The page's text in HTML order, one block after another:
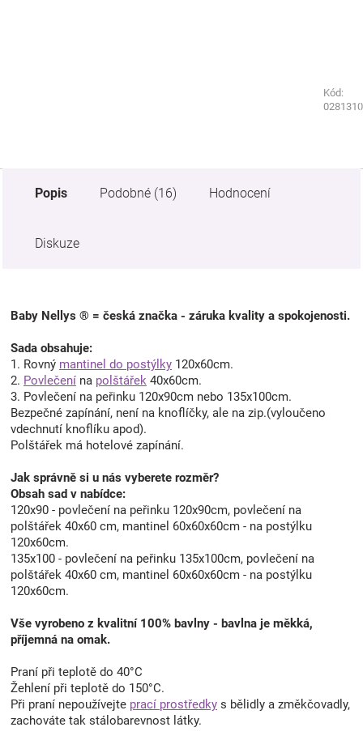
Kód:
Kód:
Popis Podobné (16) Hodnocení
Diskuze
Baby Nellys ® = česká značka - záruka kvality a spokojenosti.
Sada obsahuje:
1. Rovný mantinel do postýlky 120x60cm.
2. Povlečení na polštářek 40x60cm.
3. Povlečení na peřinku 120x90cm nebo 135x100cm.
Bezpečné zapínání, není na knoflíčky, ale na zip.(vyloučeno
vdechnutí knoflíku apod).
Polštářek má hotelové zapínání.
Jak správně si u nás vyberete rozměr?
Obsah sad v nabídce:
120x90 - povlečení na peřinku 120x90cm, povlečení na
polštářek 40x60 cm, mantinel 60x60x60cm - na postýlku
120x60cm.
135x100 - povlečení na peřinku 135x100cm, povlečení na
polštářek 40x60 cm, mantinel 60x60x60cm - na postýlku
120x60cm.
Vše vyrobeno z kvalitní 100% bavlny - bavlna je měkká,
příjemná na omak.
Praní při teplotě do 40°C
Žehlení při teplotě do 150°C.
Při praní nepoužívejte prací prostředky s bělidly a změkčovadly,
zachováte tak stálobarevnost látky.